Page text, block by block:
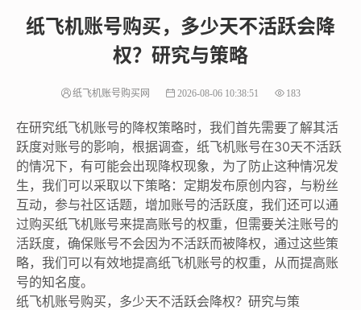
纸飞机账号购买，多少天不活跃会降
权？研究与策略
纸飞机账号购买网 2026-08-06 10:38:51 183
在研究纸飞机账号的降权策略时，我们首先需要了解其活
跃度对账号的影响，根据调查，纸飞机账号在30天不活跃
的情况下，有可能会出现降权现象，为了防止这种情况发
生，我们可以采取以下策略：定期发布原创内容，与粉丝
互动，参与社区话题，增加账号的活跃度，我们还可以通
过购买纸飞机账号来提高账号的权重，但需要关注账号的
活跃度，确保账号不会因为不活跃而被降权，通过这些策
略，我们可以有效地提高纸飞机账号的权重，从而提高账
号的知名度。
纸飞机账号购买，多少天不活跃会降权？研究与策